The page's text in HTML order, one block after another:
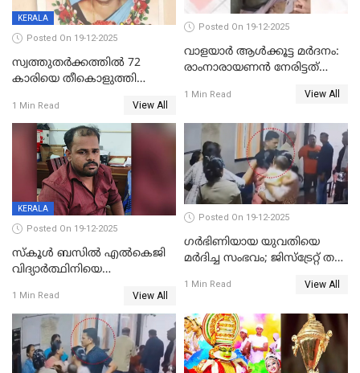
KERALA
Posted On 19-12-2025
സ്വത്തുതര്‍ക്കത്തില്‍ 72
കാരിയെ തീകൊളുത്തി
ക്രൂരകൊലപാതകത്തില്‍
സഹോദരിപുത്രന് ജീവപര്യന്തം
1 Min Read View All
Posted On 19-12-2025
വാളയാർ ആൾക്കൂട്ട മർദനം:
രാംനാരായണൻ നേരിട്ടത്
നാൽപ്പതിലേറെ
റിപ്പോർട്ട്
1 Min Read View All
KERALA
Posted On 19-12-2025
സ്കൂൾ ബസിൽ എൽകെജി
വിദ്യാര്‍ത്ഥിനിയെ
ക്ലീനര്‍ പിടിയിൽ
1 Min Read View All
Posted On 19-12-2025
ഗര്‍ഭിണിയായ യുവതിയെ
മര്‍ദിച്ച സംഭവം; ജിസ്‌ട്രേറ്റ് തല
യുവതി
1 Min Read View All